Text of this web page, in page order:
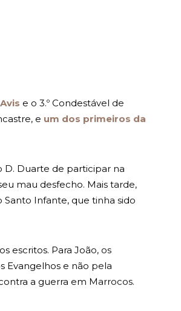
e o 3.º Condestável de
e um dos primeiros da
D. Duarte de participar na
mau desfecho. Mais tarde,
Infante, que tinha sido
escritos. Para João, os
Evangelhos e não pela
a guerra em Marrocos.